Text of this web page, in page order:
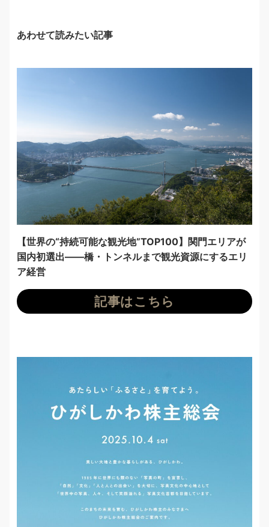
あわせて読みたい記事
【世界の“持続可能な観光地”TOP100】関門エリアが
国内初選出——橋・トンネルまで観光資源にするエリ
ア経営
記事はこちら